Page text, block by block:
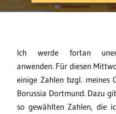
Ich werde fortan
anwenden. Für diesen
einige Zahlen bzgl. meines
Borussia Dortmund. Dazu
so gewählten Zahlen, die